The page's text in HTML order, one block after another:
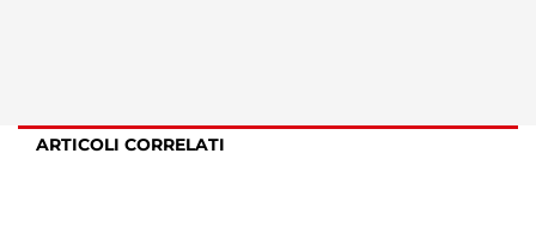
ARTICOLI CORRELATI